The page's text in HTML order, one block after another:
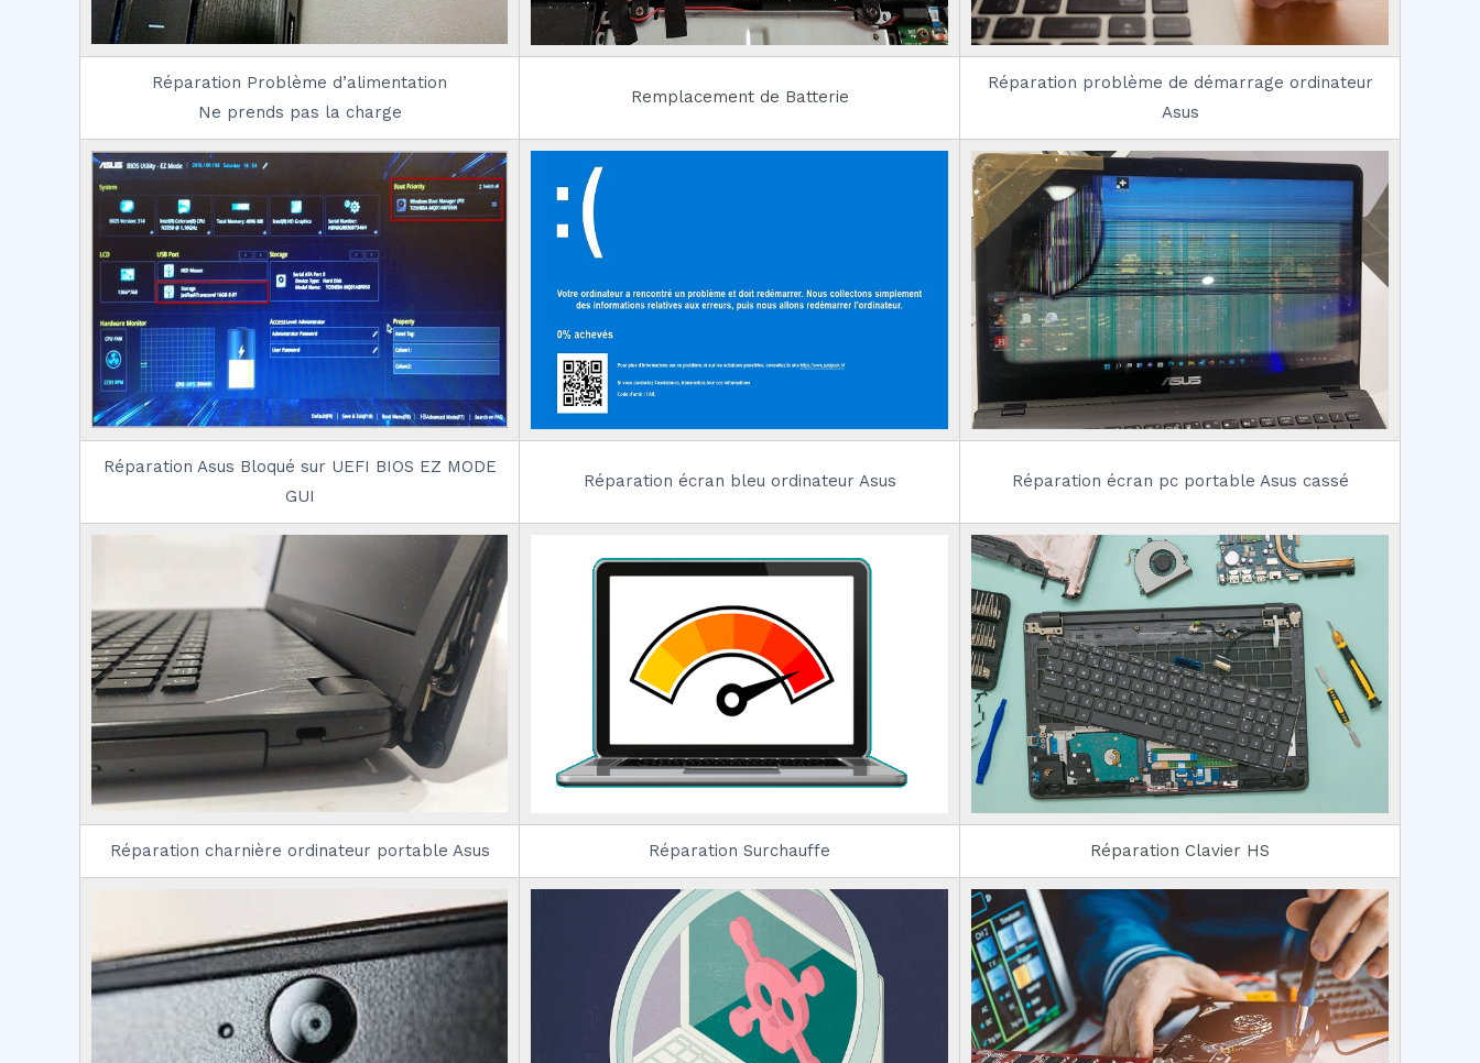
Réparation Problème d’alimentation
Ne prends pas la charge
Remplacement de Batterie
Réparation problème de démarrage ordinateur
Asus
Réparation Asus Bloqué sur UEFI BIOS EZ MODE
GUI
Réparation écran bleu ordinateur Asus Réparation écran pc portable Asus cassé
Réparation charnière ordinateur portable Asus Réparation Surchauffe Réparation Clavier HS